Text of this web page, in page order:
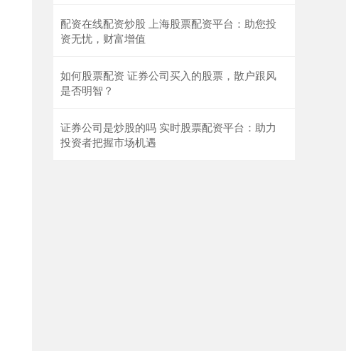
配资在线配资炒股 上海股票配资平台：助您投
资无忧，财富增值
如何股票配资 证券公司买入的股票，散户跟风
是否明智？
证券公司是炒股的吗 实时股票配资平台：助力
投资者把握市场机遇